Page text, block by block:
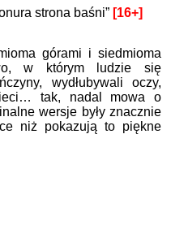
strona baśni” [16+]
górami i siedmioma
w którym ludzie się
wydłubywali oczy,
tak, nadal mowa o
wersje były znacznie
niż pokazują to piękne